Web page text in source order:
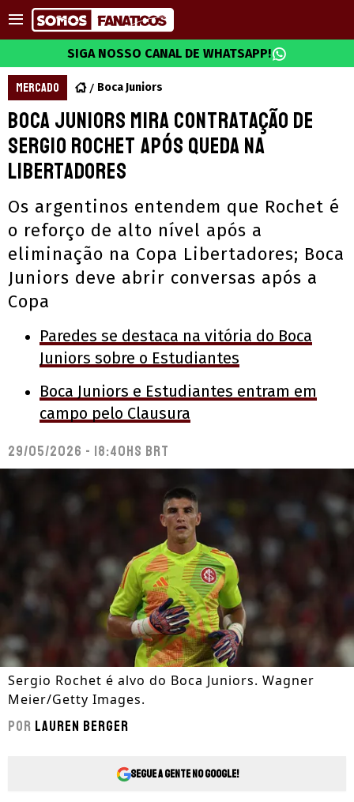
SIGA NOSSO CANAL DE WHATSAPP!
MERCADO Boca Juniors
Boca Juniors mira contratação de
Sergio Rochet após queda na
Libertadores
Os argentinos entendem que Rochet é
o reforço de alto nível após a
eliminação na Copa Libertadores; Boca
Juniors deve abrir conversas após a
Copa
Paredes se destaca na vitória do Boca
Juniors sobre o Estudiantes
Boca Juniors e Estudiantes entram em
campo pelo Clausura
29/05/2026 - 18:40hs BRT
Sergio Rochet é alvo do Boca Juniors. Wagner
Meier/Getty Images.
Por Lauren Berger
Segue a gente no Google!